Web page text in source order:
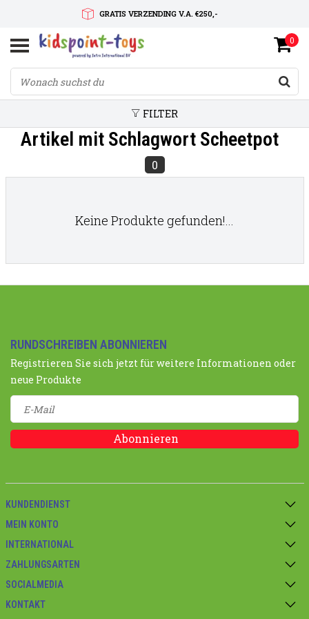
GRATIS VERZENDING V.A. €250,-
SNELLE LEVERTIJD
SERVICE OP MAAT
0
FILTER
Artikel mit Schlagwort Scheetpot
0
Keine Produkte gefunden!...
RUNDSCHREIBEN ABONNIEREN
Registrieren Sie sich jetzt für weitere Informationen oder
neue Produkte
Abonnieren
KUNDENDIENST
MEIN KONTO
INTERNATIONAL
ZAHLUNGSARTEN
SOCIALMEDIA
KONTAKT